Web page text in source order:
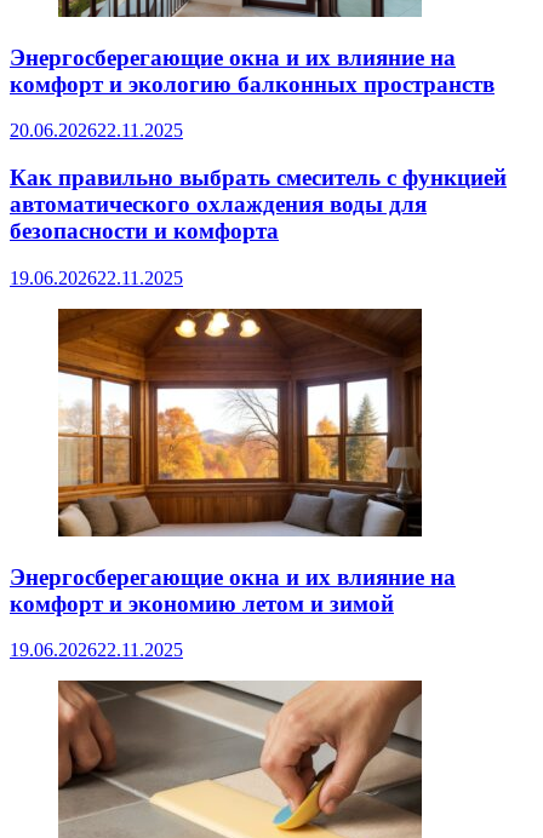
Энергосберегающие окна и их влияние на
комфорт и экологию балконных пространств
20.06.202622.11.2025
Как правильно выбрать смеситель с функцией
автоматического охлаждения воды для
безопасности и комфорта
19.06.202622.11.2025
Энергосберегающие окна и их влияние на
комфорт и экономию летом и зимой
19.06.202622.11.2025